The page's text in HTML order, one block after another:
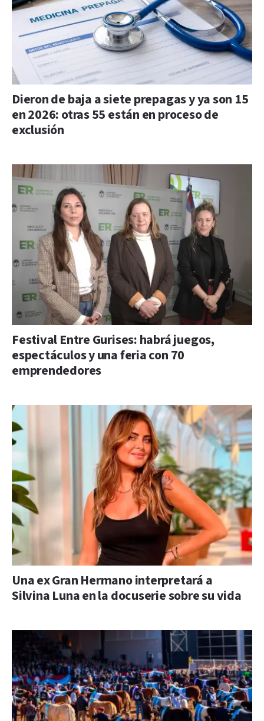
Dieron de baja a siete prepagas y ya son 15
en 2026: otras 55 están en proceso de
exclusión
Festival Entre Gurises: habrá juegos,
espectáculos y una feria con 70
emprendedores
Una ex Gran Hermano interpretará a
Silvina Luna en la docuserie sobre su vida